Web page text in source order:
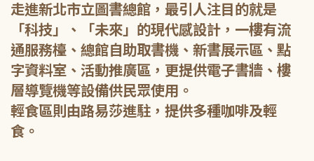
走進新北市立圖書總館，最引人注目的就是
「科技」、「未來」的現代感設計，一樓有流
通服務檯、總館自助取書機、新書展示區、點
字資料室、活動推廣區，更提供電子書牆、樓
層導覽機等設備供民眾使用。
輕食區則由路易莎進駐，提供多種咖啡及輕
食。